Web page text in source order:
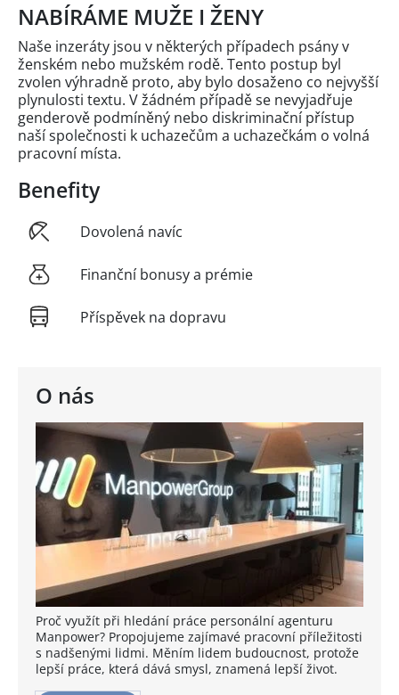
O nás
Proč využít při hledání práce personální agenturu
Manpower? Propojujeme zajímavé pracovní příležitosti
s nadšenými lidmi. Měním lidem budoucnost, protože
lepší práce, která dává smysl, znamená lepší život.
NABÍRÁME MUŽE I ŽENY
Naše inzeráty jsou v některých případech psány v
ženském nebo mužském rodě. Tento postup byl
zvolen výhradně proto, aby bylo dosaženo co nejvyšší
plynulosti textu. V žádném případě se nevyjadřuje
genderově podmíněný nebo diskriminační přístup
naší společnosti k uchazečům a uchazečkám o volná
pracovní místa.
Benefity
Dovolená navíc
Finanční bonusy a prémie
Příspěvek na dopravu